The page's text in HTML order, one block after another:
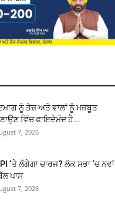
ਨੂੰ ਤੇਜ਼ ਅਤੇ ਵਾਲਾਂ ਨੂੰ ਮਜ਼ਬੂਤ
ਵਿੱਚ ਫਾਇਦੇਮੰਦ ਹੈ...
7, 2026
‘ਤੇ ਲੱਗੇਗਾ ਚਾਰਜ? ਲੋਕ ਸਭਾ ‘ਚ ਨਵਾਂ
ਪਾਸ
7, 2026